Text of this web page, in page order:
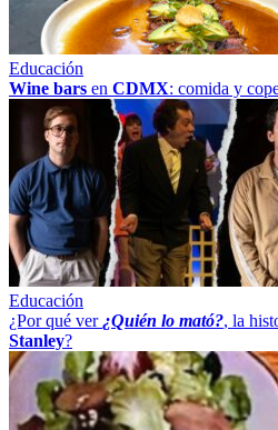
Educación
Wine bars en CDMX: comida y
Educación
¿Por qué ver ¿Quién lo mató?, la
Stanley?